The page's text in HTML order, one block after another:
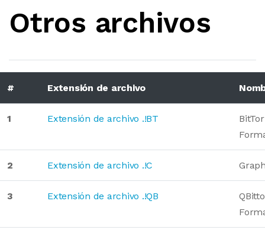
Otros archivos
# Extensión de archivo
1 Extensión de archivo .!BT
2 Extensión de archivo .!C
3 Extensión de archivo .!QB